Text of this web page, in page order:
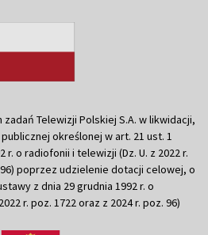
Telewizji Polskiej S.A. w likwidacji,
określonej w art. 21 ust. 1
r. o radiofonii i telewizji (Dz. U. z 2022 r.
poprzez udzielenie dotacji celowej, o
z dnia 29 grudnia 1992 r. o
r. poz. 1722 oraz z 2024 r. poz. 96)